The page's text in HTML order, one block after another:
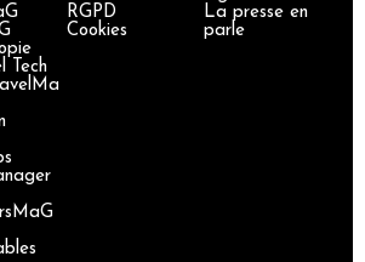
Tech
RGPD
Cookies
La presse en
parle